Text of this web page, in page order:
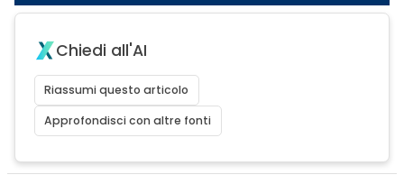
Chiedi all'AI
Riassumi questo articolo
Approfondisci con altre fonti